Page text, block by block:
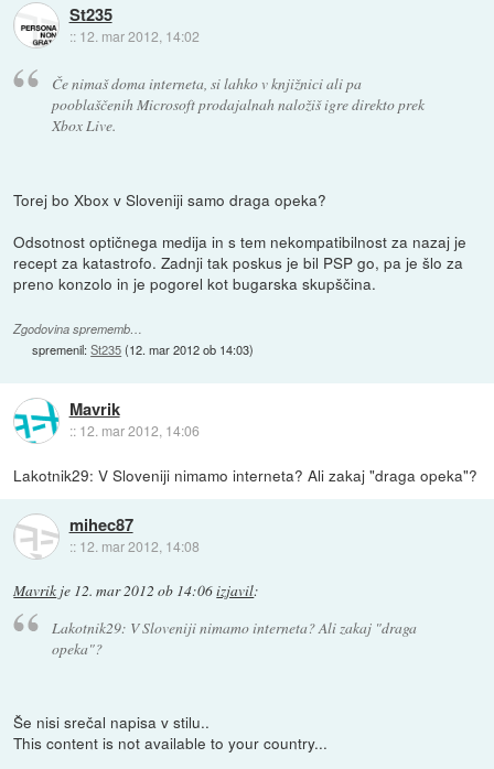
St235
:: 12. mar 2012, 14:02
Če nimaš doma interneta, si lahko v knjižnici ali pa
pooblaščenih Microsoft prodajalnah naložiš igre direkto prek
Xbox Live.
Torej bo Xbox v Sloveniji samo draga opeka?
Odsotnost optičnega medija in s tem nekompatibilnost za nazaj je
recept za katastrofo. Zadnji tak poskus je bil PSP go, pa je šlo za
preno konzolo in je pogorel kot bugarska skupščina.
Zgodovina sprememb…
spremenil:St235(12. mar 2012 ob 14:03)
Mavrik
:: 12. mar 2012, 14:06
Lakotnik29: V Sloveniji nimamo interneta? Ali zakaj "draga opeka"?
mihec87
:: 12. mar 2012, 14:08
Mavrik je 12. mar 2012 ob 14:06izjavil:
Lakotnik29: V Sloveniji nimamo interneta? Ali zakaj "draga
opeka"?
Še nisi srečal napisa v stilu..
This content is not available to your country...